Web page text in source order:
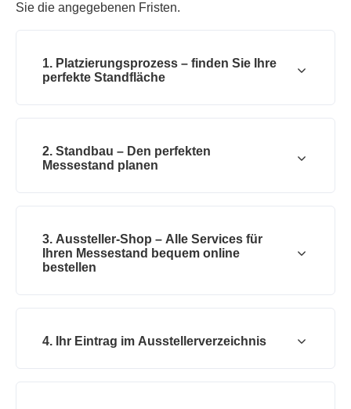
Sie die angegebenen Fristen.
1. Platzierungsprozess – finden Sie Ihre
perfekte Standfläche
2. Standbau – Den perfekten
Messestand planen
3. Aussteller-Shop – Alle Services für
Ihren Messestand bequem online
bestellen
4. Ihr Eintrag im Ausstellerverzeichnis